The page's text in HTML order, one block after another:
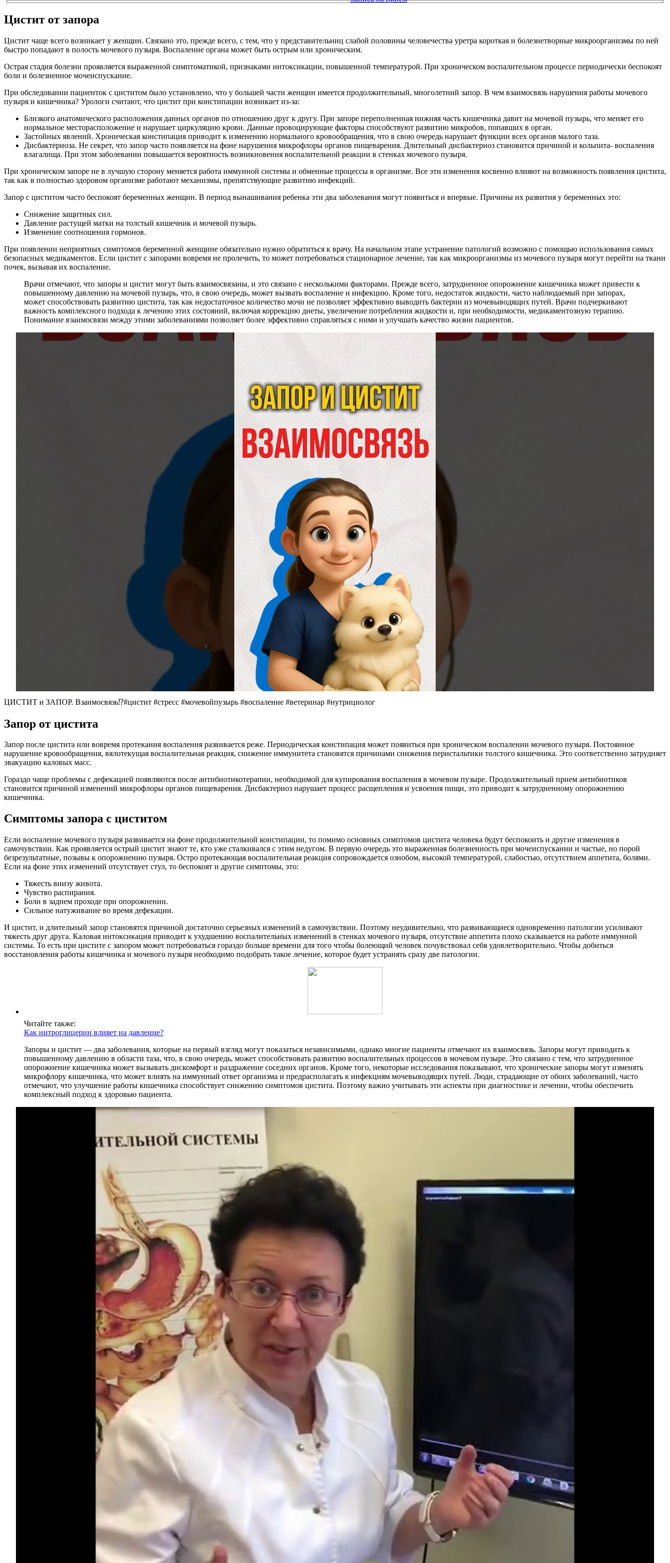
Цистит от запора
Цистит чаще всего возникает у женщин. Связано это, прежде всего, с тем, что у представительниц слабой половины человечества уретра короткая и болезнетворные микроорганизмы по ней
быстро попадают в полость мочевого пузыря. Воспаление органа может быть острым или хроническим.
Острая стадия болезни проявляется выраженной симптоматикой, признаками интоксикации, повышенной температурой. При хроническом воспалительном процессе периодически беспокоят
боли и болезненное мочеиспускание.
При обследовании пациенток с циститом было установлено, что у большей части женщин имеется продолжительный, многолетний запор. В чем взаимосвязь нарушения работы мочевого
пузыря и кишечника? Урологи считают, что цистит при констипации возникает из-за:
Близкого анатомического расположения данных органов по отношению друг к другу. При запоре переполненная нижняя часть кишечника давит на мочевой пузырь, что меняет его
нормальное месторасположение и нарушает циркуляцию крови. Данные провоцирующие факторы способствуют развитию микробов, попавших в орган.
Застойных явлений. Хроническая констипация приводит к изменению нормального кровообращения, что в свою очередь нарушает функции всех органов малого таза.
Дисбактериоза. Не секрет, что запор часто появляется на фоне нарушения микрофлоры органов пищеварения. Длительный дисбактериоз становится причиной и кольпита- воспаления
влагалища. При этом заболевании повышается вероятность возникновения воспалительной реакции в стенках мочевого пузыря.
При хроническом запоре не в лучшую сторону меняется работа иммунной системы и обменные процессы в организме. Все эти изменения косвенно влияют на возможность появления цистита,
так как в полностью здоровом организме работают механизмы, препятствующие развитию инфекций.
Запор с циститом часто беспокоят беременных женщин. В период вынашивания ребенка эти два заболевания могут появиться и впервые. Причины их развития у беременных это:
Снижение защитных сил.
Давление растущей матки на толстый кишечник и мочевой пузырь.
Изменение соотношения гормонов.
При появлении неприятных симптомов беременной женщине обязательно нужно обратиться к врачу. На начальном этапе устранение патологий возможно с помощью использования самых
безопасных медикаментов. Если цистит с запорами вовремя не пролечить, то может потребоваться стационарное лечение, так как микроорганизмы из мочевого пузыря могут перейти на ткани
почек, вызывая их воспаление.
Врачи отмечают, что запоры и цистит могут быть взаимосвязаны, и это связано с несколькими факторами. Прежде всего, затрудненное опорожнение кишечника может привести к
повышенному давлению на мочевой пузырь, что, в свою очередь, может вызвать воспаление и инфекцию. Кроме того, недостаток жидкости, часто наблюдаемый при запорах,
может способствовать развитию цистита, так как недостаточное количество мочи не позволяет эффективно выводить бактерии из мочевыводящих путей. Врачи подчеркивают
важность комплексного подхода к лечению этих состояний, включая коррекцию диеты, увеличение потребления жидкости и, при необходимости, медикаментозную терапию.
Понимание взаимосвязи между этими заболеваниями позволяет более эффективно справляться с ними и улучшать качество жизни пациентов.
ЦИСТИТ и ЗАПОР. Взаимосвязь⁉️#цистит #стресс #мочевойпузырь #воспаление #ветеринар #нутрициолог
Запор от цистита
Запор после цистита или вовремя протекания воспаления развивается реже. Периодическая констипация может появиться при хроническом воспалении мочевого пузыря. Постоянное
нарушение кровообращения, вялотекущая воспалительная реакция, снижение иммунитета становятся причинами снижения перистальтики толстого кишечника. Это соответственно затрудняет
эвакуацию каловых масс.
Гораздо чаще проблемы с дефекацией появляются после антибиотикотерапии, необходимой для купирования воспаления в мочевом пузыре. Продолжительный прием антибиотиков
становится причиной изменений микрофлоры органов пищеварения. Дисбактериоз нарушает процесс расщепления и усвоения пищи, это приводит к затрудненному опорожнению
кишечника.
Симптомы запора с циститом
Если воспаление мочевого пузыря развивается на фоне продолжительной констипации, то помимо основных симптомов цистита человека будут беспокоить и другие изменения в
самочувствии. Как проявляется острый цистит знают те, кто уже сталкивался с этим недугом. В первую очередь это выраженная болезненность при мочеиспускании и частые, но порой
безрезультатные, позывы к опорожнению пузыря. Остро протекающая воспалительная реакция сопровождается ознобом, высокой температурой, слабостью, отсутствием аппетита, болями.
Если на фоне этих изменений отсутствует стул, то беспокоят и другие симптомы, это:
Тяжесть внизу живота.
Чувство распирания.
Боли в заднем проходе при опорожнении.
Сильное натуживание во время дефекации.
И цистит, и длительный запор становятся причиной достаточно серьезных изменений в самочувствии. Поэтому неудивительно, что развивающиеся одновременно патологии усиливают
тяжесть друг друга. Каловая интоксикация приводит к ухудшению воспалительных изменений в стенках мочевого пузыря, отсутствие аппетита плохо сказывается на работе иммунной
системы. То есть при цистите с запором может потребоваться гораздо больше времени для того чтобы болеющий человек почувствовал себя удовлетворительно. Чтобы добиться
восстановления работы кишечника и мочевого пузыря необходимо подобрать такое лечение, которое будет устранять сразу две патологии.
Читайте также:
Как нитроглицерин влияет на давление?
Запоры и цистит — два заболевания, которые на первый взгляд могут показаться независимыми, однако многие пациенты отмечают их взаимосвязь. Запоры могут приводить к
повышенному давлению в области таза, что, в свою очередь, может способствовать развитию воспалительных процессов в мочевом пузыре. Это связано с тем, что затрудненное
опорожнение кишечника может вызывать дискомфорт и раздражение соседних органов. Кроме того, некоторые исследования показывают, что хронические запоры могут изменять
микрофлору кишечника, что может влиять на иммунный ответ организма и предрасполагать к инфекциям мочевыводящих путей. Люди, страдающие от обоих заболеваний, часто
отмечают, что улучшение работы кишечника способствует снижению симптомов цистита. Поэтому важно учитывать эти аспекты при диагностике и лечении, чтобы обеспечить
комплексный подход к здоровью пациента.